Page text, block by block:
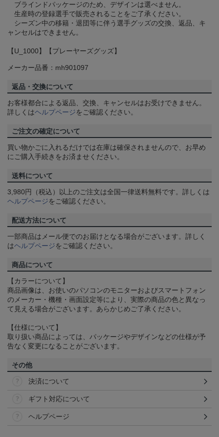
ブラインドパッケージのため、デザインは選べません。
生産時の登録選手で販売されることをご了承ください。
シーズン中の移籍・退団等に伴う選手グッズの交換、返品、キ
ャンセルはできません。
【U_1000】【プレーヤーズグッズ】
メーカー品番：mh901097
返品・交換について
お客様都合による返品、交換、キャンセルはお受けできません。
詳しくはヘルプページをご確認ください。
ご注文の確定について
買い物かごに入れるだけでは在庫は確保されませんので、お早め
にご購入手続きをお済ませください。
送料について
3,980円（税込）以上のご注文は全国一律送料無料です。詳しくは
ヘルプページをご確認ください。
配送方法について
一部商品はメール便でのお届けとなる場合がございます。詳しく
はヘルプページをご確認ください。
商品について
【カラーについて】
商品画像は、お使いのパソコンのモニターおよびスマートフォン
のメーカー・機種・画面設定等により、実際の商品の色と異なっ
て見える場合がございます。あらかじめご了承ください。
【仕様について】
取り扱い商品によっては、パッケージやデザインなどの仕様が予
告なく変更になることがございます。
その他
決済について
ギフト対応について
ヘルプページ